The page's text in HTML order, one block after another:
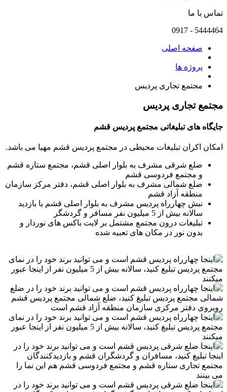
تماس با ما
5444464
-
0917
صفحه اصلی
پروژه ها
مجتمع تجاری پردیس
مجتمع تجاری پردیس
جایگاه های تبلیغاتی مجتمع پردیس قشم
امکان اکران تبلیغات محیطی در مجتمع پردیس قشم مهیا می باشد.
ضلع شرقی مشرف به بلوار اصلی قشم، مجتمع ستاره قشم
و مجتمع فردوسی قشم
ضلع شمالی مشرف به بلوار اصلی قشم، دفتر مرکز سازمان
منطقه آزاد قشم
نبش چهارراه پردیس مشرف به بلوار اصلی قشم با بازدید
سالانه بیش از 5 میلیون نفر مسافر و گردشگر
تبلیغات درون مجتمع مشتمل بر لایت باکس های نوردار و
بدون نور در مکان های تعبیه شده